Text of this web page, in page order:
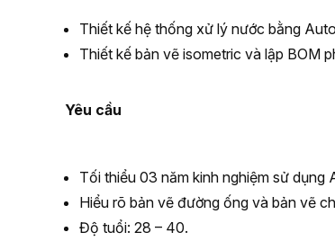
Thiết kế hệ thống xử lý nước bằng
Thiết kế bản vẽ isometric và lập BOM
Yêu cầu
Tối thiểu 03 năm kinh nghiệm sử dụng
Hiểu rõ bản vẽ đường ống và bản vẽ
Độ tuổi: 28 – 40.